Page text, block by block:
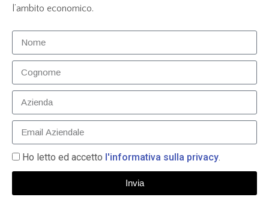
Carta prepagata N26: la soluzione smart per gestire
le tue finanze nel 2025
l’ambito economico.
Ho letto ed accetto l'informativa sulla privacy.
Invia